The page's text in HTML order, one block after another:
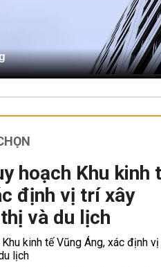
hoạch Khu kinh
định vị trí xây
và du lịch